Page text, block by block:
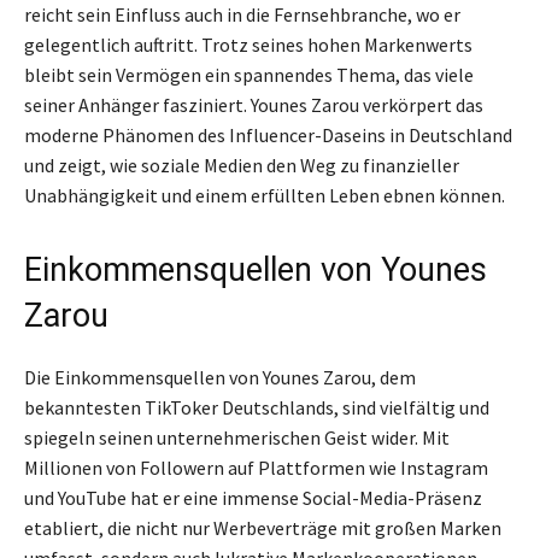
reicht sein Einfluss auch in die Fernsehbranche, wo er
gelegentlich auftritt. Trotz seines hohen Markenwerts
bleibt sein Vermögen ein spannendes Thema, das viele
seiner Anhänger fasziniert. Younes Zarou verkörpert das
moderne Phänomen des Influencer-Daseins in Deutschland
und zeigt, wie soziale Medien den Weg zu finanzieller
Unabhängigkeit und einem erfüllten Leben ebnen können.
Einkommensquellen von Younes
Zarou
Die Einkommensquellen von Younes Zarou, dem
bekanntesten TikToker Deutschlands, sind vielfältig und
spiegeln seinen unternehmerischen Geist wider. Mit
Millionen von Followern auf Plattformen wie Instagram
und YouTube hat er eine immense Social-Media-Präsenz
etabliert, die nicht nur Werbeverträge mit großen Marken